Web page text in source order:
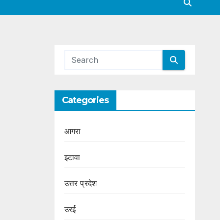
Categories
आगरा
इटावा
उत्तर प्रदेश
उरई